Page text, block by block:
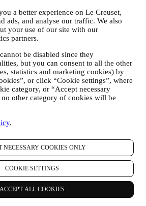
a better experience on Le Creuset,
ads, and analyse our traffic. We also
your use of our site with our
partners.
be disabled since they
but you can consent to all the other
statistics and marketing cookies) by
or click “Cookie settings”, where
category, or “Accept necessary
other category of cookies will be
.
NECESSARY COOKIES ONLY
COOKIE SETTINGS
ACCEPT ALL COOKIES
hoe u ze kunt verwijderen, raadpleegt u
producten hebt gekocht, kunnen wij u een
in productbeoordelingen van onze
informatie willen verstrekken) om
voortdurend te verbeteren. Aan
kunnen wij u ook uitnodigen
te schrijven. De beoordeling is
vrij om deze al dan niet in te dienen.
fysieke winkels gebruiken WhatsApp for
en informatie over onze producten te
niet gericht op de verkoop van onze
geen creditcardgegevens of andere
gevraagd via WhatsApp. U kunt meer te
de voorwaarden en garanties van
internationale overdracht van uw
www.whatsapp.com/legal/privacy-policy-